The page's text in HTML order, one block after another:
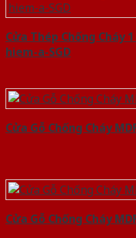
Cửa Thép Chống Cháy
hiem-a-SGD
Cửa Gỗ Chống Cháy
Cửa Gỗ Chống Cháy